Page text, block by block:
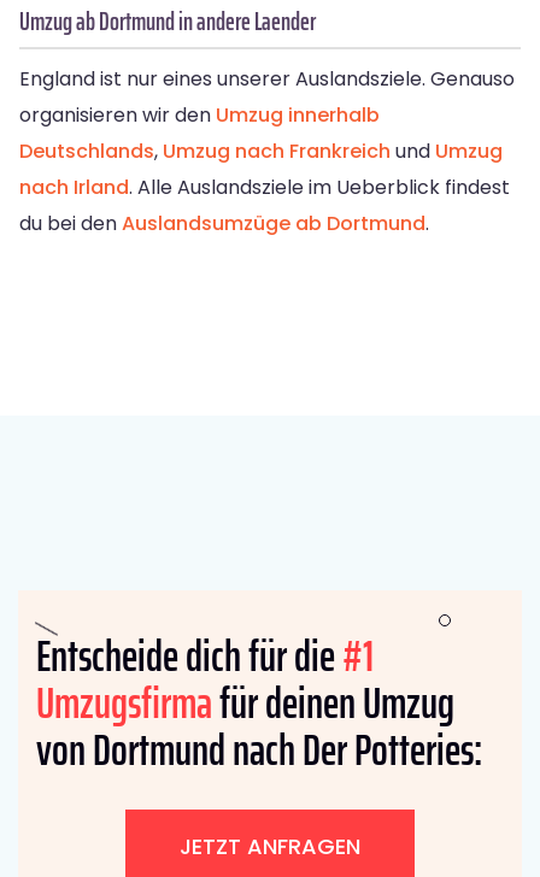
Umzug ab Dortmund in andere Laender
England ist nur eines unserer Auslandsziele. Genauso
organisieren wir den Umzug innerhalb
Deutschlands, Umzug nach Frankreich und Umzug
nach Irland. Alle Auslandsziele im Ueberblick findest
du bei denAuslandsumzüge ab Dortmund.
Entscheide dich für die#1
Umzugsfirmafür deinen Umzug
von Dortmund nach Der Potteries:
JETZT ANFRAGEN